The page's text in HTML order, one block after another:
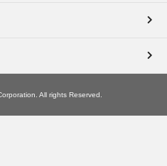
All rights Reserved.